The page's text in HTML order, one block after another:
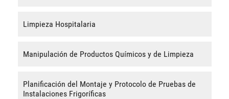
Limpieza Hospitalaria
Manipulación de Productos Químicos y de Limpieza
Planificación del Montaje y Protocolo de Pruebas de
Instalaciones Frigoríficas